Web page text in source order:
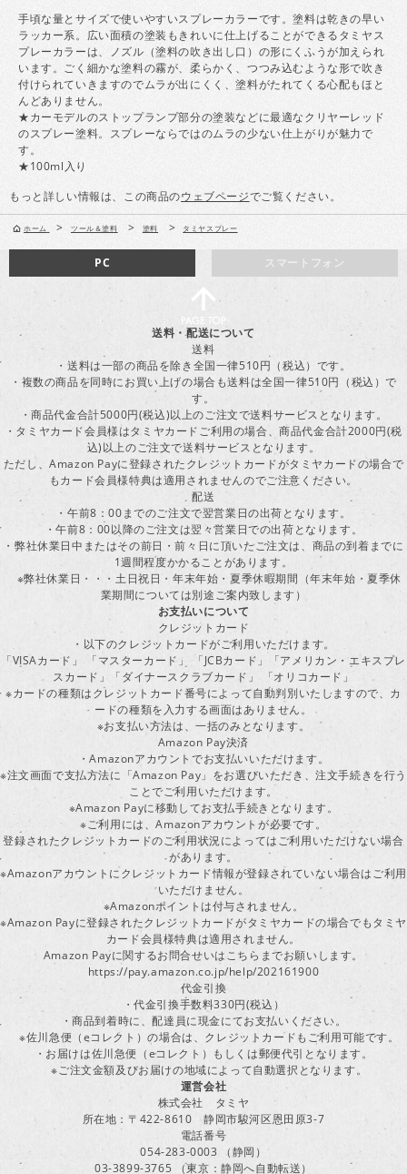
手頃な量とサイズで使いやすいスプレーカラーです。塗料は乾きの早い
ラッカー系。広い面積の塗装もきれいに仕上げることができるタミヤス
プレーカラーは、ノズル（塗料の吹き出し口）の形にくふうが加えられ
います。ごく細かな塗料の霧が、柔らかく、つつみ込むような形で吹き
付けられていきますのでムラが出にくく、塗料がたれてくる心配もほと
んどありません。
★カーモデルのストップランプ部分の塗装などに最適なクリヤーレッド
のスプレー塗料。スプレーならではのムラの少ない仕上がりが魅力で
す。
★100ml入り
もっと詳しい情報は、この商品のウェブページでご覧ください。
ホーム > ツール＆塗料 > 塗料 > タミヤスプレー
スマートフォン
PC
送料・配送について
送料
・送料は一部の商品を除き全国一律510円（税込）です。
・複数の商品を同時にお買い上げの場合も送料は全国一律510円（税込）で
す。
・商品代金合計5000円(税込)以上のご注文で送料サービスとなります。
・タミヤカード会員様はタミヤカードご利用の場合、商品代金合計2000円(税
込)以上のご注文で送料サービスとなります。
ただし、Amazon Payに登録されたクレジットカードがタミヤカードの場合で
もカード会員様特典は適用されませんのでご注意ください。
配送
・午前8：00までのご注文で翌営業日の出荷となります。
・午前8：00以降のご注文は翌々営業日での出荷となります。
・弊社休業日中またはその前日・前々日に頂いたご注文は、商品の到着までに
1週間程度かかることがあります。
※弊社休業日・・・土日祝日・年末年始・夏季休暇期間（年末年始・夏季休
業期間については別途ご案内致します）
お支払いについて
クレジットカード
・以下のクレジットカードがご利用いただけます。
「VISAカード」 「マスターカード」 「JCBカード」「アメリカン・エキスプレ
スカード」「ダイナースクラブカード」 「オリコカード」
※カードの種類はクレジットカード番号によって自動判別いたしますので、カ
ードの種類を入力する画面はありません。
※お支払い方法は、一括のみとなります。
Amazon Pay決済
・Amazonアカウントでお支払いいただけます。
※注文画面で支払方法に「Amazon Pay」をお選びいただき、注文手続きを行う
ことでご利用いただけます。
※Amazon Payに移動してお支払手続きとなります。
※ご利用には、Amazonアカウントが必要です。
登録されたクレジットカードのご利用状況によってはご利用いただけない場合
があります。
※Amazonアカウントにクレジットカード情報が登録されていない場合はご利用
いただけません。
※Amazonポイントは付与されません。
※Amazon Payに登録されたクレジットカードがタミヤカードの場合でもタミヤ
カード会員様特典は適用されません。
Amazon Payに関するお問合せいはこちらまでお願いします。
https://pay.amazon.co.jp/help/202161900
代金引換
・代金引換手数料330円(税込）
・商品到着時に、配達員に現金にてお支払いください。
※佐川急便（eコレクト）の場合は、クレジットカードもご利用可能です。
・お届けは佐川急便（eコレクト）もしくは郵便代引となります。
※ご注文金額及びお届けの地域によって自動選択となります。
運営会社
株式会社 タミヤ
所在地：〒422-8610 静岡市駿河区恩田原3-7
電話番号
054-283-0003 （静岡）
03-3899-3765 （東京：静岡へ自動転送）